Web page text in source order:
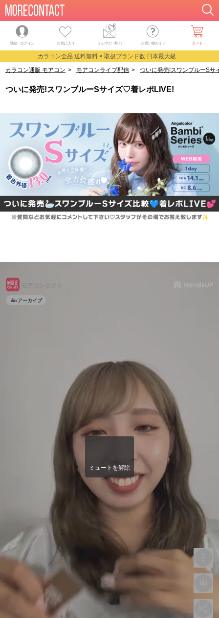
登録・ログイン お気に入り メルマガ・割引 お買い物ガイド カート
カラコン全品 送料無料 × 取扱ブランド数 日本最大級
カラコン通販 モアコン > モアコンライブ配信 > ついに発売!スワンブルーS
ついに発売!スワンブルーSサイズ♡着レポLIVE!